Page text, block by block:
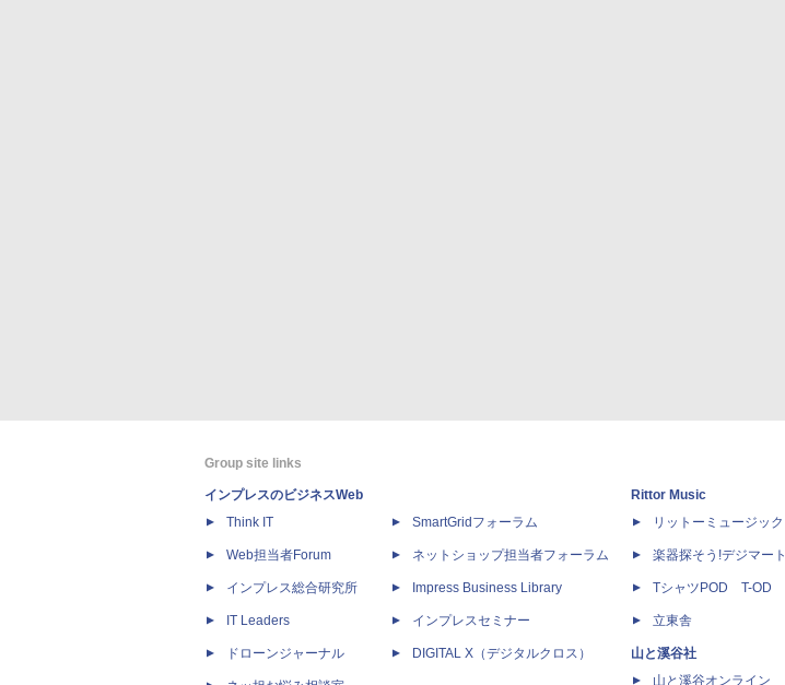
Group site links
インプレスのビジネスWeb
Think IT
Web担当者Forum
インプレス総合研究所
IT Leaders
ドローンジャーナル
SmartGridフォーラム
ネットショップ担当者フォーラム
Impress Business Library
インプレスセミナー
DIGITAL X（デジタルクロス）
Rittor Music
リットーミュージック
楽器探そう!デジマート
TシャツPOD T-OD
立東舎
山と溪谷社
山と溪谷オンライン